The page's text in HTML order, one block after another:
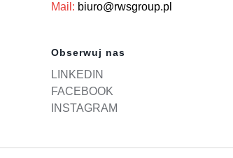
Mail: biuro@rwsgroup.pl
Obserwuj nas
LINKEDIN
FACEBOOK
INSTAGRAM